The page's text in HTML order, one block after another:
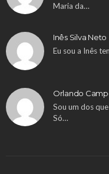
Maria da…
Inês Silva Neto
Eu sou a Inês
Orlando
Sou um dos
Só…